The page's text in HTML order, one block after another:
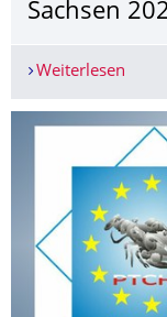
Sachsen
Weiterlesen